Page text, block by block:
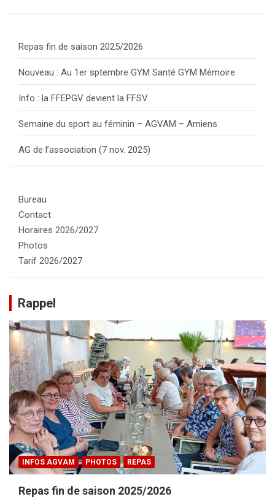
Repas fin de saison 2025/2026
Nouveau : Au 1er sptembre GYM Santé GYM Mémoire
Info : la FFEPGV devient la FFSV
Semaine du sport au féminin – AGVAM – Amiens
AG de l’association (7 nov. 2025)
Bureau
Contact
Horaires 2026/2027
Photos
Tarif 2026/2027
Rappel
INFOS AGVAM PHOTOS REPAS
Repas fin de saison 2025/2026